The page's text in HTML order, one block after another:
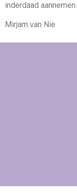
inderdaad aannemen.
Mirjam van Nie